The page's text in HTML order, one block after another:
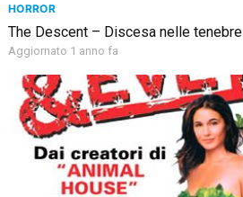
HORROR
The Descent – Discesa nelle tenebre
Aggiornato 1 anno fa